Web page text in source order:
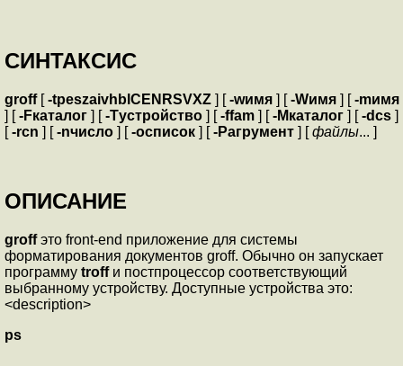
СИНТАКСИС
groff[-tpeszaivhblCENRSVXZ ] [-wимя ] [-Wимя ] [-mимя
] [-Fкаталог ] [-Tустройство ] [-ffam ] [-Mкаталог ] [-dcs ]
[-rcn ] [-nчисло ] [-oсписок ] [-Pагрумент ] [файлы... ]
ОПИСАНИЕ
groffэто front-end приложение для системы
форматирования документов groff. Обычно он запускает
программу troffи постпроцессор соответствующий
выбранному устройству. Доступные устройства это:
<description>
ps